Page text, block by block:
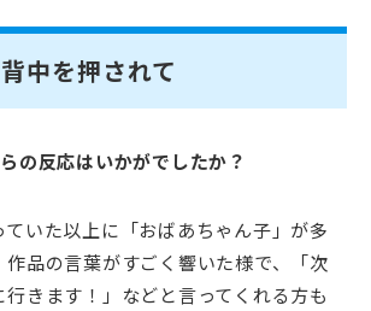
中を押されて
の反応はいかがでしたか？
ていた以上に「おばあちゃん子」が多
作品の言葉がすごく響いた様で、「次
きます！」などと言ってくれる方も